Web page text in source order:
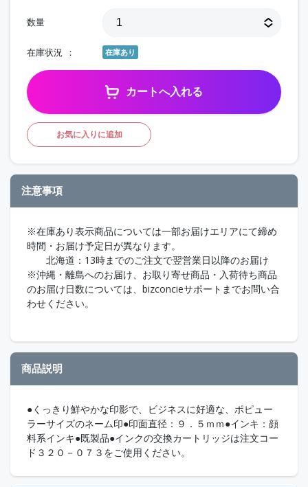
数量
在庫状況 在庫あり
カートへ入れる
お気に入りに追加
注意事項
※在庫あり表示商品については一部お届けエリアにて締め
時間・お届け予定日が異なります。
北海道：13時までのご注文で翌営業日以降のお届け
※沖縄・離島へのお届け、お取り寄せ商品・入荷待ち商品
のお届け日数については、bizconcieサポートまでお問い合
わせください。
商品説明
●くっきり鮮やかな印影で、ビジネスに好適な、ポピュー
ラーサイズのネーム印●印面直径：９．５ｍｍ●インキ：顔
料系インキ●既製品●インクの交換カートリッジは注文コー
ド３２０－０７３をご使用ください。